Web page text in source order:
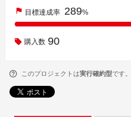
flag 目標達成率 289%
購入数 90
このプロジェクトは実行確約型です。